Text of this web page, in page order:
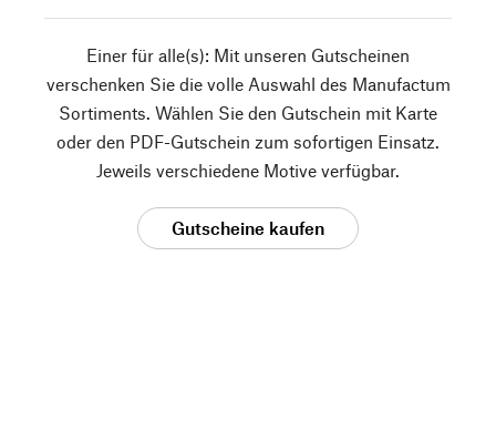
Einer für alle(s): Mit unseren Gutscheinen
verschenken Sie die volle Auswahl des Manufactum
Sortiments. Wählen Sie den Gutschein mit Karte
oder den PDF-Gutschein zum sofortigen Einsatz.
Jeweils verschiedene Motive verfügbar.
Gutscheine kaufen